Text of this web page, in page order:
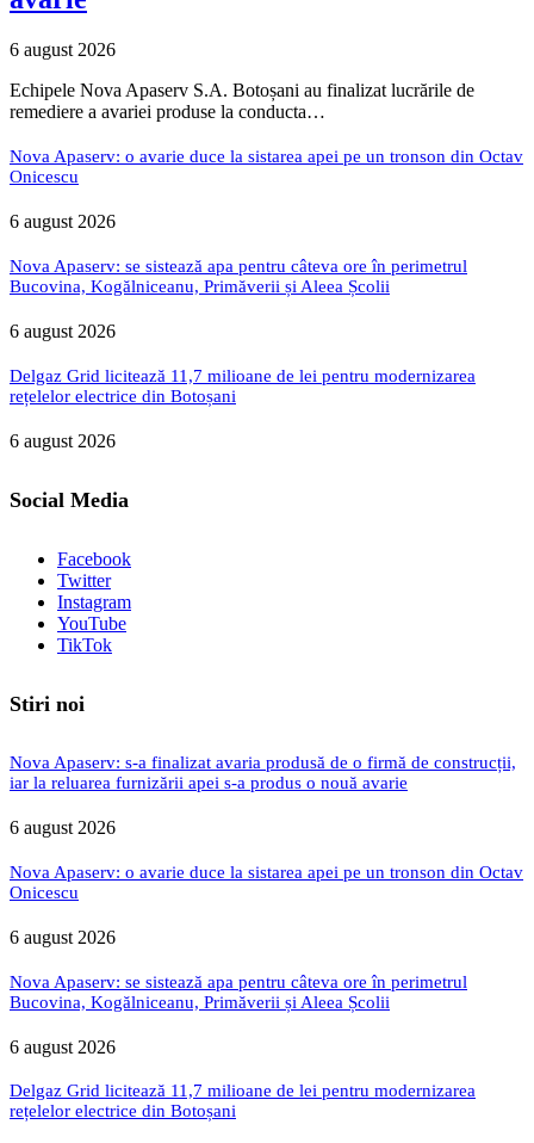
6 august 2026
Echipele Nova Apaserv S.A. Botoșani au finalizat lucrările de
remediere a avariei produse la conducta…
Nova Apaserv: o avarie duce la sistarea apei pe un tronson din Octav
Onicescu
6 august 2026
Nova Apaserv: se sistează apa pentru câteva ore în perimetrul
Bucovina, Kogălniceanu, Primăverii și Aleea Școlii
6 august 2026
Delgaz Grid licitează 11,7 milioane de lei pentru modernizarea
rețelelor electrice din Botoșani
6 august 2026
Social Media
Facebook
Twitter
Instagram
YouTube
TikTok
Stiri noi
Nova Apaserv: s-a finalizat avaria produsă de o firmă de construcții,
iar la reluarea furnizării apei s-a produs o nouă avarie
6 august 2026
Nova Apaserv: o avarie duce la sistarea apei pe un tronson din Octav
Onicescu
6 august 2026
Nova Apaserv: se sistează apa pentru câteva ore în perimetrul
Bucovina, Kogălniceanu, Primăverii și Aleea Școlii
6 august 2026
Delgaz Grid licitează 11,7 milioane de lei pentru modernizarea
rețelelor electrice din Botoșani